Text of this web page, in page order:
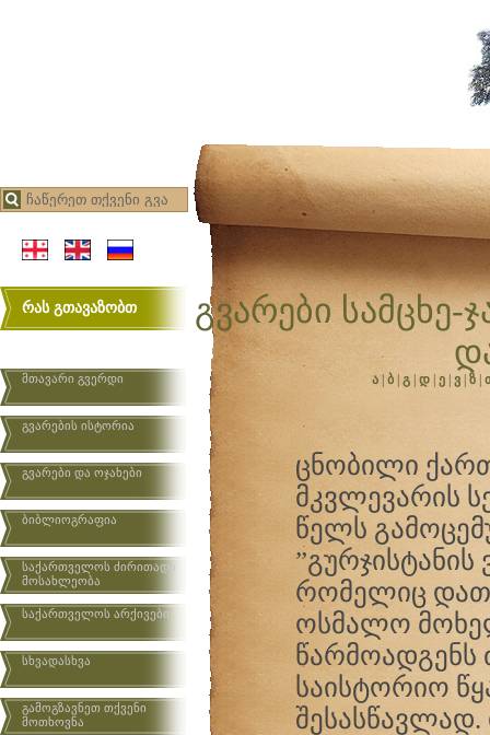
რას გთავაზობთ
მთავარი გვერდი
გვარების ისტორია
გვარები და ოჯახები
ბიბლიოგრაფია
საქართველოს ძირითადი
მოსახლეობა
საქართველოს არქივები
სხვადასხვა
გამოგზავნეთ თქვენი
მოთხოვნა
გვარები სამცხე-
ა| ბ| გ|დ| ე| ვ| ზ|
ცნობილი
მკვლევარის
წელს
რომელიც
ოსმალო
წარმოადგენს
საისტორიო
შესასწავლად.